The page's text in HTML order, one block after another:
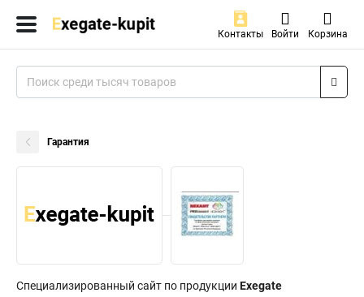
Контакты Войти Корзина
Гарантия
Специализированный сайт по продукции Exegate